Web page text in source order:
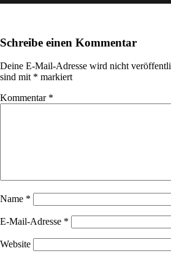
Schreibe einen Kommentar
Deine E-Mail-Adresse wird nicht
sind mit * markiert
Kommentar *
Name *
E-Mail-Adresse *
Website